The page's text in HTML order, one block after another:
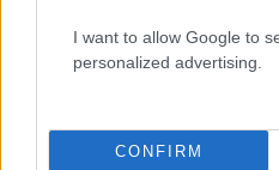
I want to allow Google to
personalized advertising.
CONFIRM